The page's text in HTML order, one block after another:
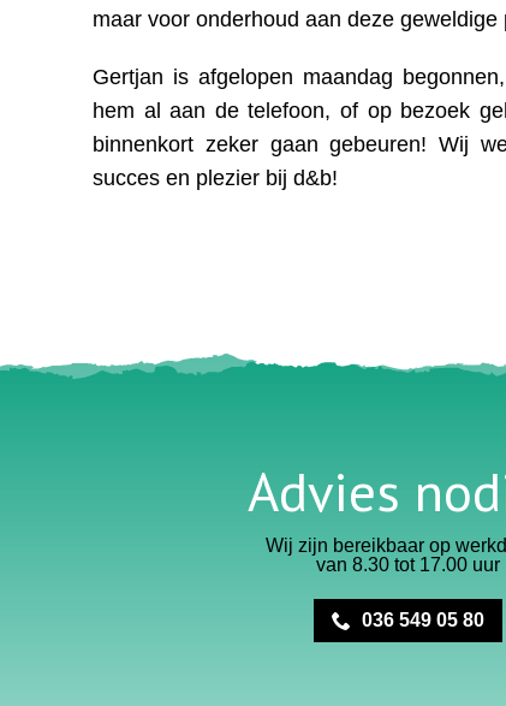
maar voor onderhoud aan deze geweldige
Gertjan is afgelopen maandag
hem al aan de telefoon, of op bezoek
binnenkort zeker gaan gebeuren! Wij
succes en plezier bij d&b!
Advies
Wij zijn bereikbaar op
van 8.30 tot 17.00 uur
036 549 05 80